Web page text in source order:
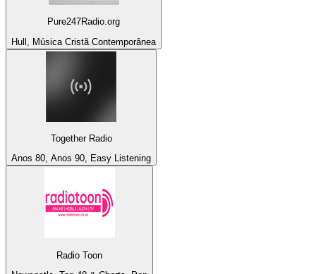
Pure247Radio.org
Hull, Música Cristã Contemporânea
Together Radio
Anos 80, Anos 90, Easy Listening
Radio Toon